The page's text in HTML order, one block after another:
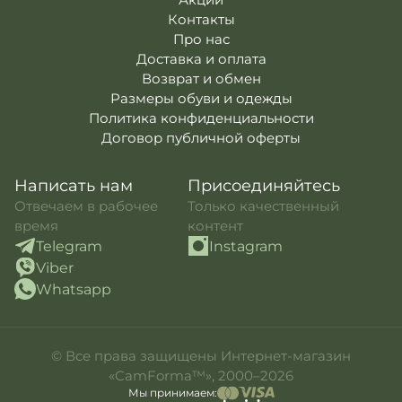
Шапка Watch Cap Elite флис (320г/м2) with
Slimtex Dark Olive M-Tac- 195 ₴
Контакты
Про нас
Доставка и оплата
Возврат и обмен
Размеры обуви и одежды
Политика конфиденциальности
Договор публичной оферты
Написать нам
Отвечаем в рабочее
время
Telegram
Viber
Whatsapp
Присоединяйтесь
Только качественный
контент
Instagram
© Все права защищены Интернет-магазин
«CamForma™», 2000–2026
Мы принимаем: